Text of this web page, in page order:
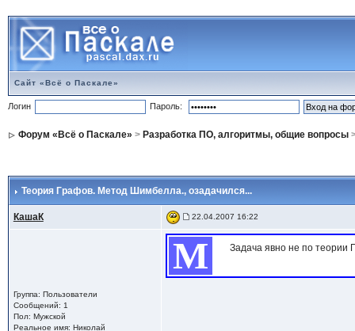
Сайт «Всё о Паскале»
Логин Пароль:
Форум «Всё о Паскале» > Разработка ПО, алгоритмы, общие вопросы
Теория Графов. Метод Шимбелла., озадачился...
КашаК 22.04.2007 16:22
Группа: Пользователи
Сообщений: 1
Пол: Мужской
Реальное имя: Николай
М Задача явно не по теории